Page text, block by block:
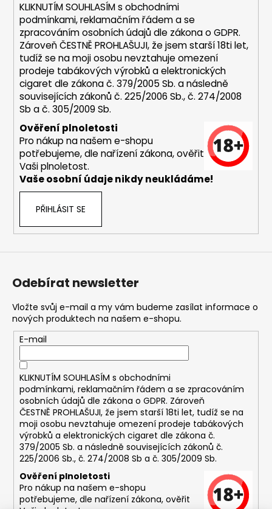
D
o
u
č
u
e
m
e
DEKANG
10ML
11MG
169
Kč
Původně:
195
Kč
KLIKNUTÍM SOUHLASÍM s obchodními
podmínkami,reklamačním řádem a se
zpracováním osobních údajů dle zákona oGDPR.
Zároveň ČESTNĚ PROHLAŠUJI, že jsem starší 18ti let,
tudíž se na moji osobu nevztahuje omezení
prodeje tabákových výrobků a elektronických
cigaret dle zákona č. 379/2005 Sb. a následně
souvisejících zákonů č. 225/2006 Sb., č. 274/2008
Sb a č. 305/2009 Sb.
Ověření plnoletosti
Pro nákup na našem e-shopu
potřebujeme, dle nařízení zákona, ověřit
Vaši plnoletost.
Vaše osobní údaje nikdy neukládáme!
PŘIHLÁSIT SE
Odebírat newsletter
Vložte svůj e-mail a my vám budeme zasílat informace o
nových produktech na našem e-shopu.
E-mail
KLIKNUTÍM SOUHLASÍM s obchodními
podmínkami, reklamačním řádem a se zpracováním
osobních údajů dle zákona o GDPR. Zároveň
ČESTNĚ PROHLAŠUJI, že jsem starší 18ti let, tudíž se na
moji osobu nevztahuje omezení prodeje tabákových
výrobků a elektronických cigaret dle zákona č.
379/2005 Sb. a následně souvisejících zákonů č.
225/2006 Sb., č. 274/2008 Sb a č. 305/2009 Sb.
Ověření plnoletosti
Pro nákup na našem e-shopu
potřebujeme, dle nařízení zákona, ověřit